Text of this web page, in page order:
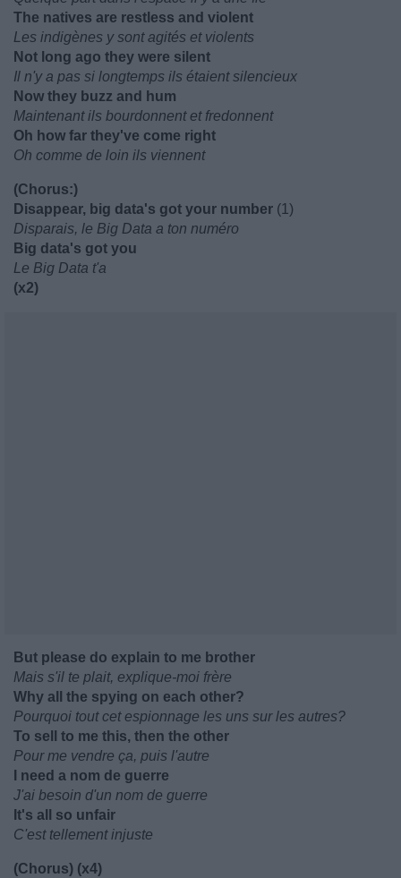
The natives are restless and violent
Les indigènes y sont agités et violents
Not long ago they were silent
Il n'y a pas si longtemps ils étaient silencieux
Now they buzz and hum
Maintenant ils bourdonnent et fredonnent
Oh how far they've come right
Oh comme de loin ils viennent
(Chorus:)
Disappear, big data's got your number (1)
Disparais, le Big Data a ton numéro
Big data's got you
Le Big Data t'a
(x2)
But please do explain to me brother
Mais s'il te plait, explique-moi frère
Why all the spying on each other?
Pourquoi tout cet espionnage les uns sur les autres?
To sell to me this, then the other
Pour me vendre ça, puis l'autre
I need a nom de guerre
J'ai besoin d'un nom de guerre
It's all so unfair
C'est tellement injuste
(Chorus) (x4)